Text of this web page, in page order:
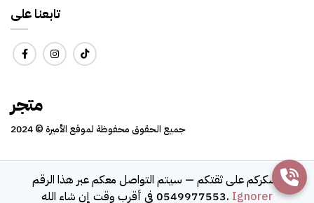
نشكركم على ثقتكم — سيتم التواصل معكم عبر هذا الرقم
0549977553 في أقرب وقت إن شاء الله. Ignorer
تابعنا على
متجر
جميع الحقوق محفوظة لموقع الأميرة © 2024
© 2026 amiraelle.com